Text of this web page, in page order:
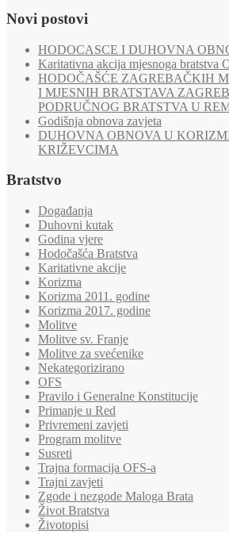
Novi postovi
HODOCASCE I DUHOVNA
Karitativna akcija mjesnoga bratstva
HODOČAŠĆE ZAGREBAČKIH
I MJESNIH BRATSTAVA
PODRUČNOG BRATSTVA U
Godišnja obnova zavjeta
DUHOVNA OBNOVA U
KRIŽEVCIMA
Bratstvo
Događanja
Duhovni kutak
Godina vjere
Hodočašća Bratstva
Karitativne akcije
Korizma
Korizma 2011. godine
Korizma 2017. godine
Molitve
Molitve sv. Franje
Molitve za svećenike
Nekategorizirano
OFS
Pravilo i Generalne Konstitucije
Primanje u Red
Privremeni zavjeti
Program molitve
Susreti
Trajna formacija OFS-a
Trajni zavjeti
Zgode i nezgode Maloga Brata
Život Bratstva
Životopisi